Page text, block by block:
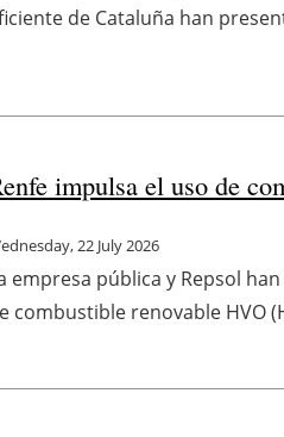
de Cataluña han
impulsa el uso de
22 July 2026
empresa pública y Repsol
combustible renovable HVO